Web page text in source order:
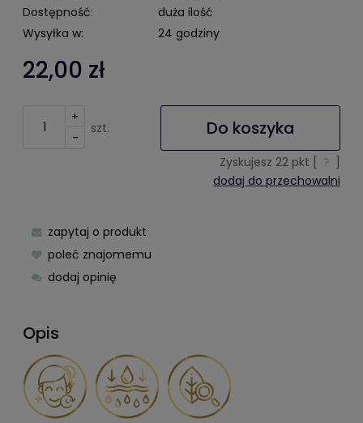
Dostępność:
duża ilość
Wysyłka w:
24 godziny
22,00 zł
+
-
szt. Do koszyka
Zyskujesz 22 pkt [ ? ]
dodaj do przechowalni
zapytaj o produkt
poleć znajomemu
dodaj opinię
Opis